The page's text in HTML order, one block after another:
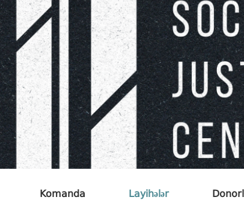
Komanda Layihələr